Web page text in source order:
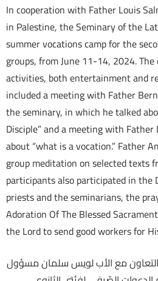
In cooperation with Father Louis
in Palestine, the Seminary of the
summer vocations camp for the
groups, from June 11-14, 2024.
activities, both entertainment and
included a meeting with Father
the seminary, in which he talked
Disciple” and a meeting with
about “what is a vocation.” Father
group meditation on selected texts
participants also participated in
priests and the seminarians, the
Adoration Of The Blessed
the Lord to send good workers for
مع الأب لويس سلمان مسؤول